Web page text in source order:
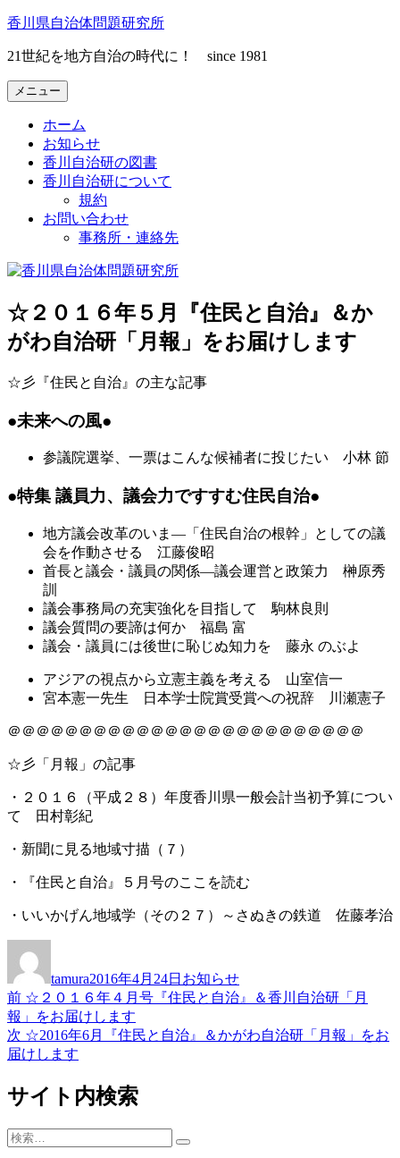
コ
テ
ン
ツ
香川県自治体問題研究所
21世紀を地方自治の時代に！ since 1981
メニュー
ホーム
お知らせ
香川自治研の図書
香川自治研について
規約
お問い合わせ
事務所・連絡先
☆２０１６年５月『住民と自治』＆か
がわ自治研「月報」をお届けします
☆彡『住民と自治』の主な記事
●未来への風●
参議院選挙、一票はこんな候補者に投じたい 小林 節
●特集 議員力、議会力ですすむ住民自治●
地方議会改革のいま―「住民自治の根幹」としての議
会を作動させる 江藤俊昭
首長と議会・議員の関係―議会運営と政策力 榊原秀
訓
議会事務局の充実強化を目指して 駒林良則
議会質問の要諦は何か 福島 富
議会・議員には後世に恥じぬ知力を 藤永 のぶよ
アジアの視点から立憲主義を考える 山室信一
宮本憲一先生 日本学士院賞受賞への祝辞
川瀬憲子
＠＠＠＠＠＠＠＠＠＠＠＠＠＠＠＠＠＠＠＠＠＠＠＠＠
☆彡「月報」の記事
・２０１６（平成２８）年度香川県一般会計当初予算につい
て 田村彰紀
・新聞に見る地域寸描（７）
・『住民と自治』５月号のここを読む
・いいかげん地域学（その２７）～さぬきの鉄道 佐藤孝治
者
tamura日:
2016年4月24日ゴ
リ
お知らせ
投
稿
ナ
ビ
ー
前 前
の
投
稿:
☆２０１６年４月号『住民と自治』＆香川自治研「月
報」をお届けします
次 次
の
稿:
☆2016年6月『住民と自治』＆かがわ自治研「月報」をお
届けします
サイト内検索
検
検